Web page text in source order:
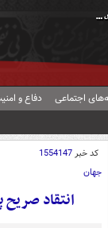
اجتماعی دفاع و
کد خبر1554147
جهان
انتقاد